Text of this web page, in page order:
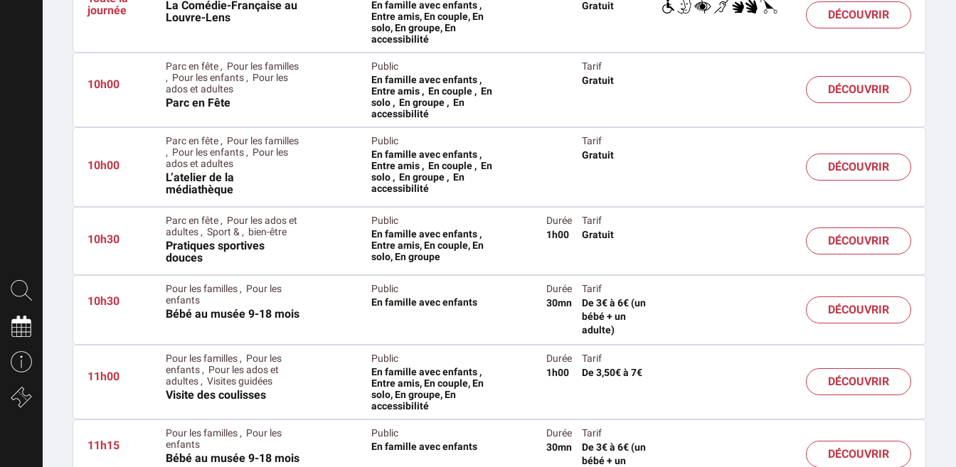
journée
La Comédie-Française au
Louvre-Lens
En famille avec enfants ,
Entre amis, En couple, En
solo, En groupe, En
accessibilité
Gratuit
DÉCOUVRIR
10h00
Parc en fête , Pour les familles
, Pour les enfants , Pour les
ados et adultes
Parc en Fête
Public
En famille avec enfants ,
Entre amis , En couple , En
solo , En groupe , En
accessibilité
Tarif
Gratuit
DÉCOUVRIR
10h00
Parc en fête , Pour les familles
, Pour les enfants , Pour les
ados et adultes
L’atelier de la
médiathèque
Public
En famille avec enfants ,
Entre amis , En couple , En
solo , En groupe , En
accessibilité
Tarif
Gratuit
DÉCOUVRIR
10h30
Parc en fête , Pour les ados et
adultes , Sport & , bien-être
Pratiques sportives
douces
Public
En famille avec enfants ,
Entre amis, En couple, En
solo, En groupe
Durée
1h00
Tarif
Gratuit
DÉCOUVRIR
10h30
Pour les familles , Pour les
enfants
Bébé au musée 9-18 mois
Public
En famille avec enfants
Durée
30mn
Tarif
De 3€ à 6€ (un
bébé + un
adulte)
DÉCOUVRIR
11h00
Pour les familles , Pour les
enfants , Pour les ados et
adultes , Visites guidées
Visite des coulisses
Public
En famille avec enfants ,
Entre amis, En couple, En
solo, En groupe, En
accessibilité
Durée
1h00
Tarif
De 3,50€ à 7€
DÉCOUVRIR
11h15
Pour les familles , Pour les
enfants
Bébé au musée 9-18 mois
Public
En famille avec enfants
Durée
30mn
Tarif
De 3€ à 6€ (un
bébé + un
DÉCOUVRIR